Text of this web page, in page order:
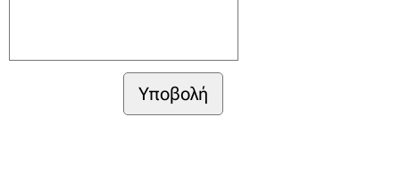
Υποβολή